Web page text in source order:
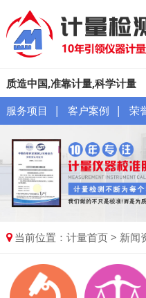
质造中国,准靠计量,科学计量
服务项目 | 客户案例 | 荣
当前位置：计量首页 > 新闻